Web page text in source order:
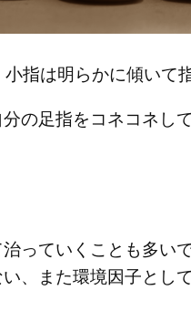
指は明らかに傾いて
の足指をコネコネ
っていくことも多いで
、また環境因子とし